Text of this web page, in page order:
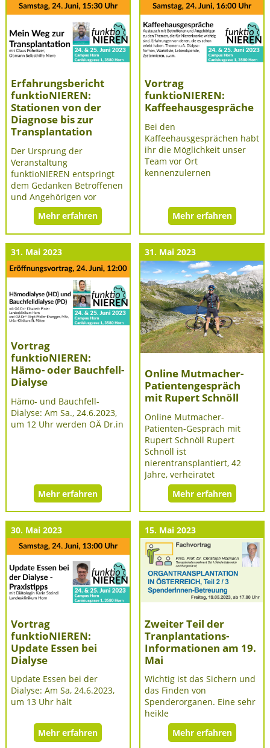
Erfahrungsbericht
funktioNIEREN:
Stationen von der
Diagnose bis zur
Transplantation
Der Ursprung der
Veranstaltung
funktioNIEREN entspringt
dem Gedanken Betroffenen
und Angehörigen vor
Mehr erfahren
Vortrag
funktioNIEREN:
Kaffeehausgespräche
Bei den
Kaffeehausgesprächen habt
ihr die Möglichkeit unser
Team vor Ort
kennenzulernen
Mehr erfahren
31. Mai 2023
Vortrag
funktioNIEREN:
Hämo- oder Bauchfell-
Dialyse
Hämo- und Bauchfell-
Dialyse: Am Sa., 24.6.2023,
um 12 Uhr werden OÄ Dr.in
Mehr erfahren
31. Mai 2023
Online Mutmacher-
Patientengespräch
mit Rupert Schnöll
Online Mutmacher-
Patienten-Gespräch mit
Rupert Schnöll Rupert
Schnöll ist
nierentransplantiert, 42
Jahre, verheiratet
Mehr erfahren
30. Mai 2023
Vortrag
funktioNIEREN:
Update Essen bei
Dialyse
Update Essen bei der
Dialyse: Am Sa, 24.6.2023,
um 13 Uhr hält
Mehr erfahren
15. Mai 2023
Zweiter Teil der
Tranplantations-
Informationen am 19.
Mai
Wichtig ist das Sichern und
das Finden von
Spenderorganen. Eine sehr
heikle
Mehr erfahren